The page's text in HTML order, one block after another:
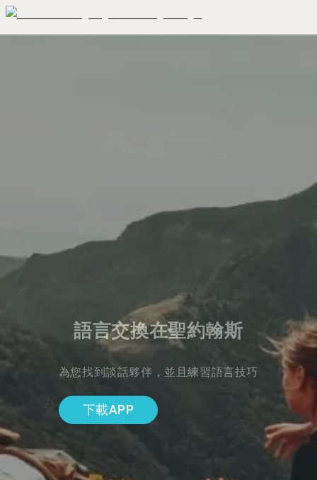
語言交換在聖約翰斯
為您找到談話夥伴，並且練習語言技巧
下載APP